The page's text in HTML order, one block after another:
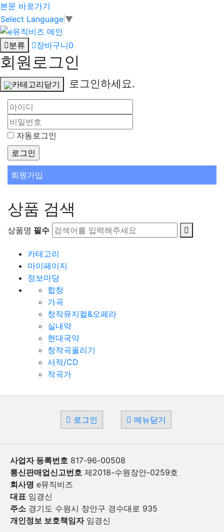
본문 바로가기
Select Language ▼
분류 장바구니0
회원로그인
카테고리닫기 로그인하세요.
자동로그인
회원가입
상품 검색
상품명 필수
카테고리
마이페이지
정보마당
합창
가곡
창작뮤지컬&오페라
실내악
현대국악
창작곡올리기
서적/CD
작곡가
로그인 메뉴닫기
사업자 등록번호 817-96-00508
통신판매업신고번호 제2018-수원장안-0259호
회사명 e뮤직비즈
대표 임경신
주소 경기도 수원시 장안구 경수대로 935
개인정보 보호책임자임경신